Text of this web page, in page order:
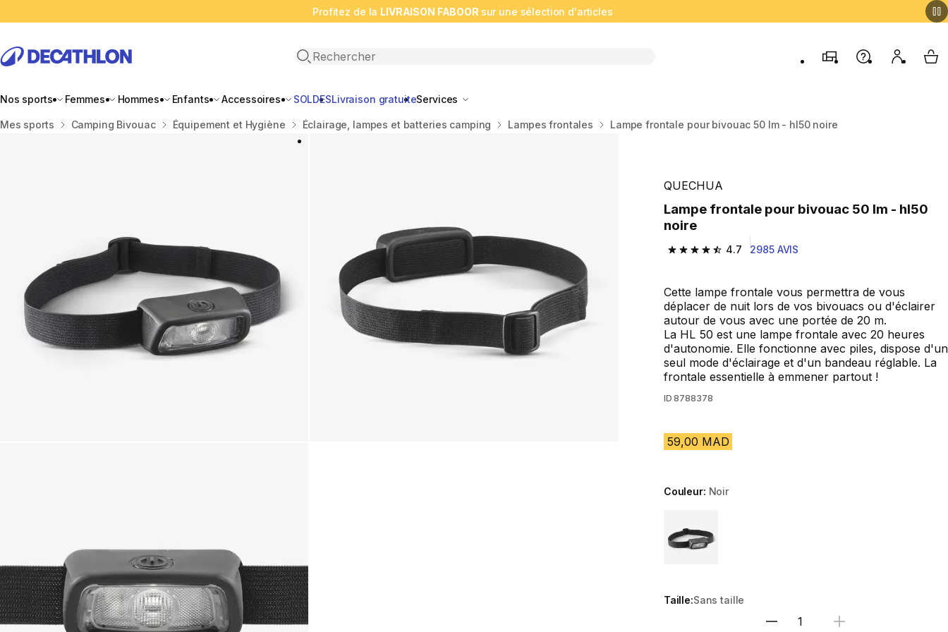
Profitez de la LIVRAISON FABOOR sur une sélection d'articles
Open search
MagasinsAide Mon My
Nos sports Femmes Hommes Enfants Accessoires SOLDESLivraison gratuiteServices
Accueil
Mes sports Camping Bivouac Équipement et Hygiène Éclairage, lampes et batteries camping Lampes frontales Lampe frontale pour bivouac 50 lm - hl50 noire
QUECHUA
Lampe frontale pour bivouac 50 lm - hl50
noire
4.7
4.7 out of 5 stars from 2985 reviews
2985 AVIS
Cette lampe frontale vous permettra de vous
déplacer de nuit lors de vos bivouacs ou d'éclairer
autour de vous avec une portée de 20 m.
La HL 50 est une lampe frontale avec 20 heures
d'autonomie. Elle fonctionne avec piles, dispose d'un
seul mode d'éclairage et d'un bandeau réglable. La
frontale essentielle à emmener partout !
ID 8788378
59,00 MAD
Couleur: Noir
Taille:Sans taille
Sélectionnez la quantité